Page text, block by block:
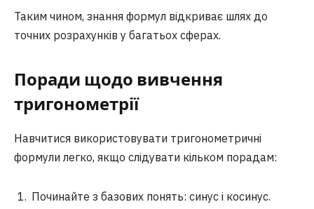
Таким чином, знання формул відкриває шлях до
точних розрахунків у багатьох сферах.
Поради щодо вивчення
тригонометрії
Навчитися використовувати тригонометричні
формули легко, якщо слідувати кільком порадам:
Починайте з базових понять: синус і косинус.